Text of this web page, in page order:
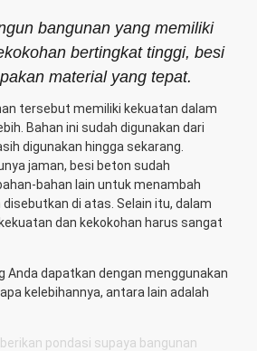
bangunan yang memiliki
bertingkat tinggi, besi
material yang tepat.
tersebut memiliki kekuatan dalam
Bahan ini sudah digunakan dari
digunakan hingga sekarang.
jaman, besi beton sudah
bahan lain untuk menambah
di atas. Selain itu, dalam
dan kekokohan harus sangat
Anda dapatkan dengan menggunakan
kelebihannya, antara lain adalah
pondasi supaya bangunan